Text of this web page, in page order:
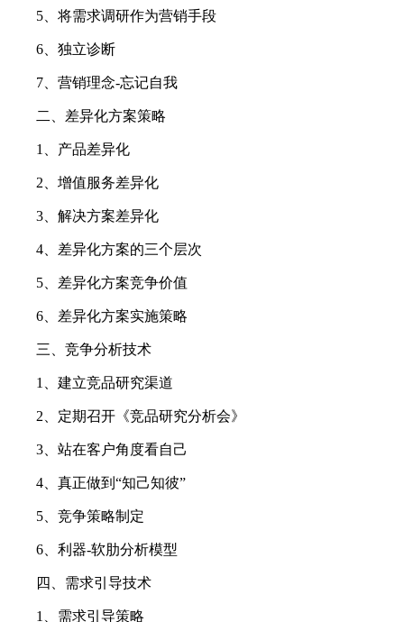
5、将需求调研作为营销手段
6、独立诊断
7、营销理念-忘记自我
二、差异化方案策略
1、产品差异化
2、增值服务差异化
3、解决方案差异化
4、差异化方案的三个层次
5、差异化方案竞争价值
6、差异化方案实施策略
三、竞争分析技术
1、建立竞品研究渠道
2、定期召开《竞品研究分析会》
3、站在客户角度看自己
4、真正做到“知己知彼”
5、竞争策略制定
6、利器-软肋分析模型
四、需求引导技术
1、需求引导策略